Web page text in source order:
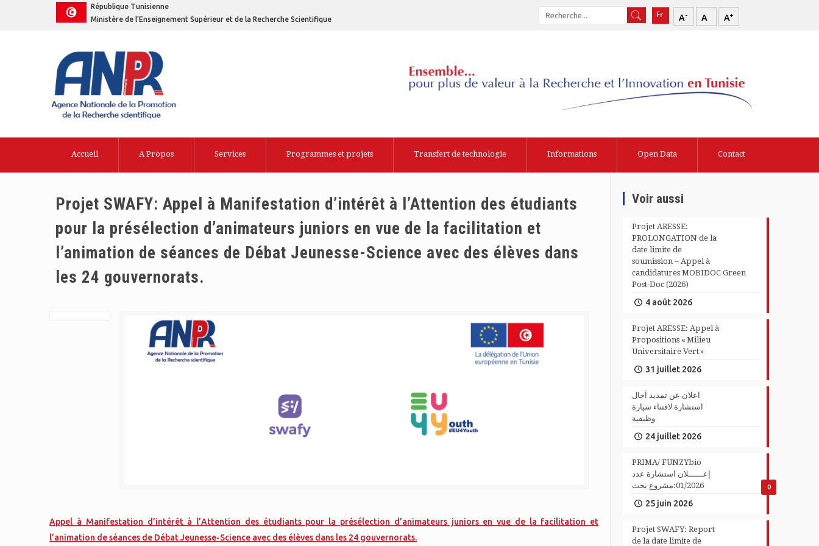
République Tunisienne
Ministère de l'Enseignement Supérieur et de la Recherche Scientifique
A- A A+
Accueil A Propos Services Programmes et projets Transfert de technologie Informations Open Data Contact
Projet SWAFY: Appel à Manifestation d’intérêt à l’Attention des étudiants
pour la présélection d’animateurs juniors en vue de la facilitation et
l’animation de séances de Débat Jeunesse-Science avec des élèves dans
les 24 gouvernorats.
Appel à Manifestation d’intérêt à l’Attention des étudiants pour la présélection d’animateurs juniors en vue de la facilitation et
l’animation de séances de Débat Jeunesse-Science avec des élèves dans les 24 gouvernorats.
Voir aussi
Projet ARESSE:
PROLONGATION de la
date limite de
soumission – Appel à
candidatures MOBIDOC Green
Post-Doc (2026)
4 août 2026
Projet ARESSE: Appel à
Propositions « Milieu
Universitaire Vert »
31 juillet 2026
اعلان عن تمديد آجال
استشارة لاقتناء سيارة
وظيفية
24 juillet 2026
0
PRIMA/ FUNZYbio
إعــــــلان استشارة عدد
01/2026:مشروع بحث
25 juin 2026
Projet SWAFY: Report
de la date limite de